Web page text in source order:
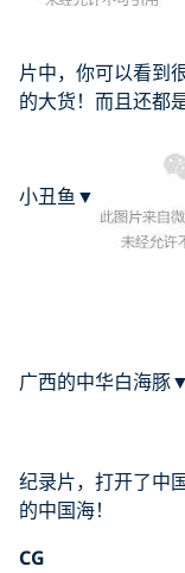
片中，你可以看到
的大货！而且还都
小丑鱼▼
广西的中华白海豚▼
纪录片，打开了中
的中国海！
CG